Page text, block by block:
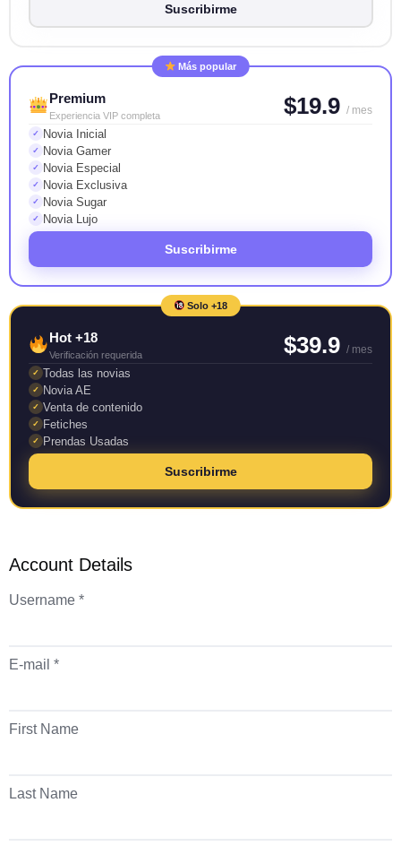
Suscribirme
Más popular
Premium
Experiencia VIP completa $19.9 / mes
✓ Novia Inicial
✓ Novia Gamer
✓ Novia Especial
✓ Novia Exclusiva
✓ Novia Sugar
✓ Novia Lujo
Suscribirme
Solo +18
Hot +18
Verificación requerida $39.9 / mes
✓ Todas las novias
✓ Novia AE
✓ Venta de contenido
✓ Fetiches
✓ Prendas Usadas
Suscribirme
Account Details
Username *
E-mail *
First Name
Last Name